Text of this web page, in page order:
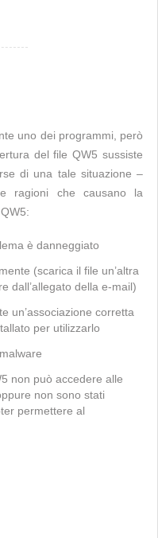
uno dei programmi, però
del file QW5 sussiste
di una tale situazione –
ragioni che causano la
è danneggiato
(scarica il file un’altra
dall’allegato della e-mail)
un’associazione corretta
per utilizzarlo
non può accedere alle
non sono stati
permettere al